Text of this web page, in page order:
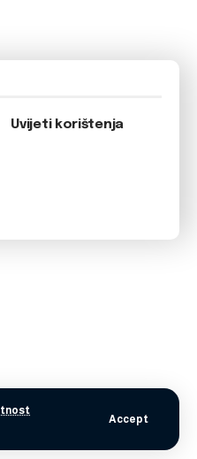
Accept
Uvijeti korištenja